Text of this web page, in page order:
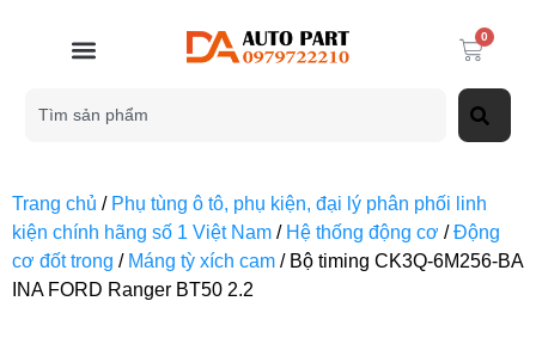
0
Trang chủ / Phụ tùng ô tô, phụ kiện, đại lý phân phối linh
kiện chính hãng số 1 Việt Nam / Hệ thống động cơ /Động
cơ đốt trong / Máng tỳ xích cam / Bộ timing CK3Q-6M256-BA
INA FORD Ranger BT50 2.2